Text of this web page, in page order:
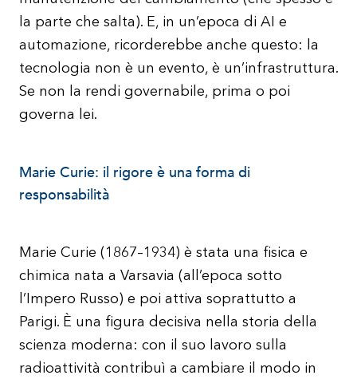
la parte che salta). E, in un’epoca di AI e
automazione, ricorderebbe anche questo: la
tecnologia non è un evento, è un’infrastruttura.
Se non la rendi governabile, prima o poi
governa lei.
Marie Curie: il rigore è una forma di
responsabilità
Marie Curie (1867–1934) è stata una fisica e
chimica nata a Varsavia (all’epoca sotto
l’Impero Russo) e poi attiva soprattutto a
Parigi. È una figura decisiva nella storia della
scienza moderna: con il suo lavoro sulla
radioattività contribuì a cambiare il modo in